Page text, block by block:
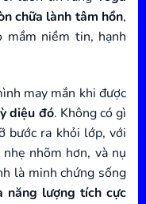
chữa lành tâm hồn,
niềm tin, hạnh
may mắn khi được
diệu đó. Không có gì
bước ra khỏi lớp, với
nhõm hơn, và nụ
là minh chứng sống
năng lượng tích cực